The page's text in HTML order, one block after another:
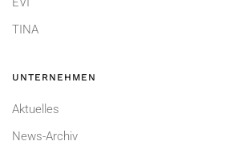
TINA
UNTERNEHMEN
Aktuelles
News-Archiv